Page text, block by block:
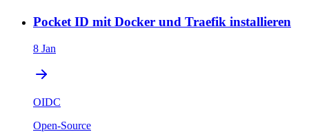
Pocket ID mit Docker und Traefik installieren
8 Jan
OIDC
Open-Source